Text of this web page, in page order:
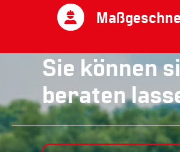
Sie können
beraten